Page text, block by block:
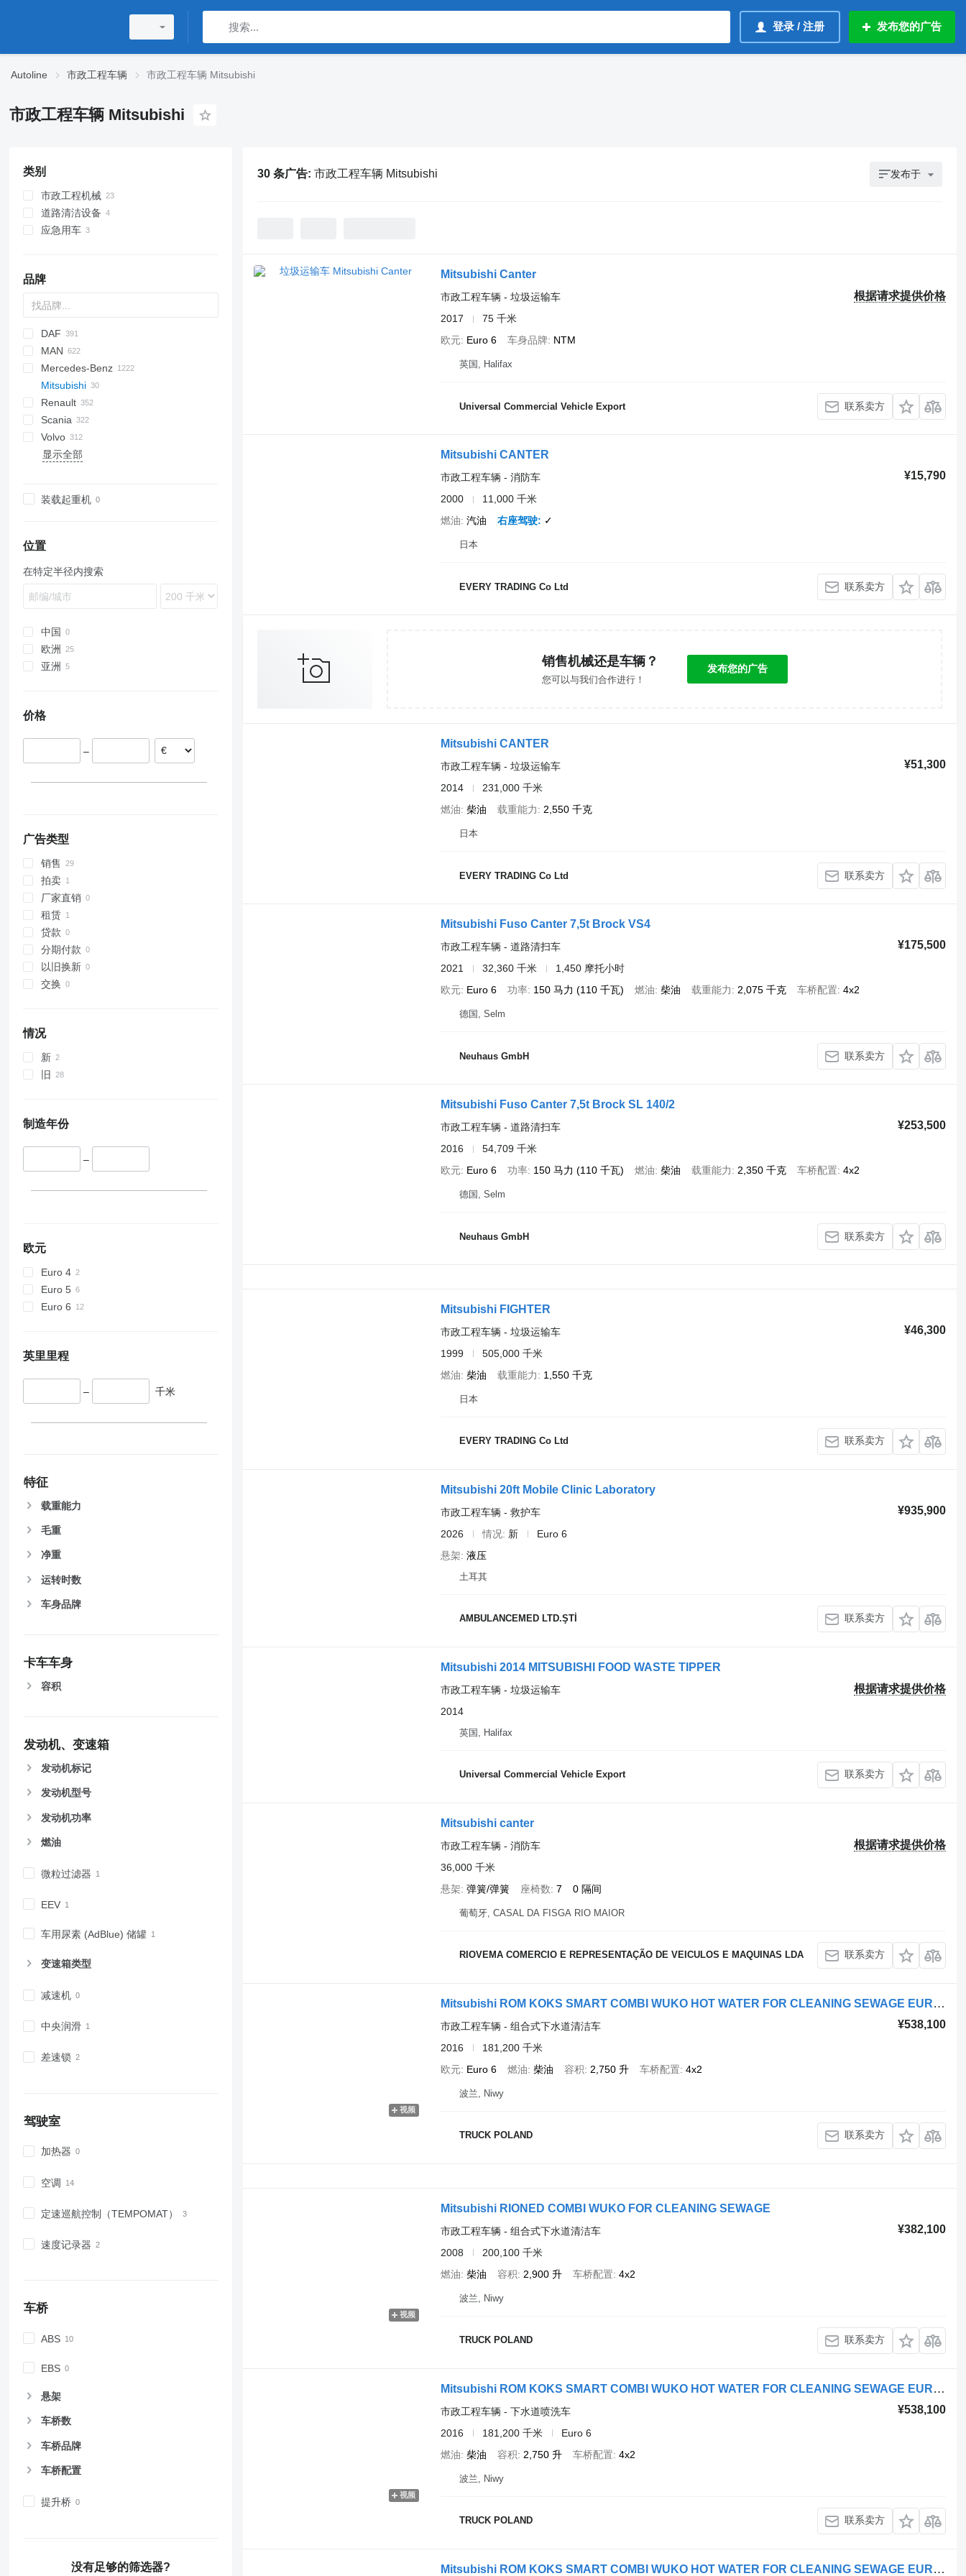
登录 / 注册 发布您的广告
Autoline 市政工程车辆 市政工程车辆 Mitsubishi
市政工程车辆 Mitsubishi
类别
市政工程机械
垃圾运输车
真空吸污车
可翻卸料斗卡车
道路清洁设备
道路清扫车
应急用车
品牌
D-series
M-series
200 - series
A series
2-Series
X-Series
B-series
Nordic
Scandia
BU
CityCat
CityFant
BPO
CK
Express
Tahoe
Berlingo
Jumper
Jumpy
C-series
DAF
AS
CF
LF
XB
XD
XF
YA
Eagle
Elite
DFL
90
120
200
850
1100
1300
5000
TKB
Virtus
Doblo
Ducato
Scudo
Talento
S-series
3542D
Cargo
Explorer
F-series
Ranger
Tourneo
Transit
T series
Auman
BJ
FL
53
C series
X series
C-series
T-series
W-series
G-series
Citymaster
Hamster
Jonas
Scrubmaster
HW
700
Ranger
HMF
C
ZZ
P-series
ST
EX-series
H-series
HD-series
L-series
W-series
Daily
EuroCargo
Eurofire
Eurotech
Magirus
S-Way
Stralis
X-Way
4300
7400
PayStar
WorkStar
ELF
FVR
Forward
M-Series
NPR
NQR
N-Series
M-series
X-series
C
V-series
43118
65053
SDR
A-series
F-series
B-series
ICC
KM
KSM
MIC
PB
Defender
MAN
F8
KAT
L2000
LE
NL series
TGA
TGM
5336
DLK
PN
Mercedes-Benz
Actros
Antos
Arocs
Atego
Axor
LK
Vario
Vito
Canter
Mitsubishi
Canter
Canter 7C
Canter FE
M-series
TREMO
ANCR
Stratos
CR
SR
Atlas
Atleon
Cabstar
Caravan
Patrol
Blitz
Movano
Vivaro
320
Boxer
Expert
Porter
TCI
Husky
Leitwolf
T-series
T130
T131
T132
Axeo
SA
530
540
560
580
Renault
C-series
D-series
D Wide
Kerax
Maxity
Midliner
Midlum
Premium
T-series
Trafic
RB48
Scania
G-series
L-series
R-series
M25H
Minor
Cityjet
Cleango
Swingo
SL
F3000
L3000
371
E-series
244
LT
13S23
17S
815
Phoenix
800
6100
7300
FM
Dyna
Hiace
4320
Amarok
Constellation
Transporter
Volvo
B-series
FH
N-series
S-series
Terberg
XC
131
显示全部
装载起重机
位置
在特定半径内搜索
中国
欧洲
荷兰
亚洲
价格
–
广告类型
销售
拍卖
厂家直销
租赁
贷款
分期付款
以旧换新
交换
情况
新
旧
制造年份
–
欧元
Euro 4
Euro 5
Euro 6
英里里程
– 千米
特征
载重能力
毛重
净重
运转时数
车身品牌
卡车车身
容积
发动机、变速箱
发动机标记
发动机型号
发动机功率
燃油
微粒过滤器
EEV
车用尿素 (AdBlue) 储罐
变速箱类型
减速机
中央润滑
差速锁
驾驶室
加热器
空调
定速巡航控制（TEMPOMAT）
速度记录器
车桥
ABS
EBS
悬架
车桥数
车桥品牌
车桥配置
提升桥
没有足够的筛选器?
30 条广告: 市政工程车辆 Mitsubishi 发布于
Mitsubishi Canter
根据请求提供价格
市政工程车辆 - 垃圾运输车
2017
75 千米
欧元 Euro 6 车身品牌 NTM
英国, Halifax
Universal Commercial Vehicle Export 联系卖方
Mitsubishi CANTER
¥15,790
市政工程车辆 - 消防车
2000
11,000 千米
燃油 汽油 右座驾驶 ✓
日本
EVERY TRADING Co Ltd 联系卖方
销售机械还是车辆？
您可以与我们合作进行！
发布您的广告
Mitsubishi CANTER
¥51,300
市政工程车辆 - 垃圾运输车
2014
231,000 千米
燃油 柴油 载重能力 2,550 千克
日本
EVERY TRADING Co Ltd 联系卖方
Mitsubishi Fuso Canter 7,5t Brock VS4
¥175,500
市政工程车辆 - 道路清扫车
2021
32,360 千米
1,450 摩托小时
欧元 Euro 6 功率 150 马力 (110 千瓦) 燃油 柴油 载重能力 2,075 千克 车桥配置 4x2
德国, Selm
Neuhaus GmbH 联系卖方
Mitsubishi Fuso Canter 7,5t Brock SL 140/2
¥253,500
市政工程车辆 - 道路清扫车
2016
54,709 千米
欧元 Euro 6 功率 150 马力 (110 千瓦) 燃油 柴油 载重能力 2,350 千克 车桥配置 4x2
德国, Selm
Neuhaus GmbH 联系卖方
Mitsubishi FIGHTER
¥46,300
市政工程车辆 - 垃圾运输车
1999
505,000 千米
燃油 柴油 载重能力 1,550 千克
日本
EVERY TRADING Co Ltd 联系卖方
Mitsubishi 20ft Mobile Clinic Laboratory
¥935,900
市政工程车辆 - 救护车
2026
情况 新
Euro 6
悬架 液压
土耳其
AMBULANCEMED LTD.ŞTİ 联系卖方
Mitsubishi 2014 MITSUBISHI FOOD WASTE TIPPER
根据请求提供价格
市政工程车辆 - 垃圾运输车
2014
英国, Halifax
Universal Commercial Vehicle Export 联系卖方
Mitsubishi canter
根据请求提供价格
市政工程车辆 - 消防车
36,000 千米
悬架 弹簧/弹簧 座椅数 7 0 隔间
葡萄牙, CASAL DA FISGA RIO MAIOR
RIOVEMA COMERCIO E REPRESENTAÇÃO DE VEICULOS E MAQUINAS LDA 联系卖方
视频
Mitsubishi ROM KOKS SMART COMBI WUKO HOT WATER FOR CLEANING SEWAGE EURO 6
¥538,100
市政工程车辆 - 组合式下水道清洁车
2016
181,200 千米
欧元 Euro 6 燃油 柴油 容积 2,750 升 车桥配置 4x2
波兰, Niwy
TRUCK POLAND 联系卖方
视频
Mitsubishi RIONED COMBI WUKO FOR CLEANING SEWAGE
¥382,100
市政工程车辆 - 组合式下水道清洁车
2008
200,100 千米
燃油 柴油 容积 2,900 升 车桥配置 4x2
波兰, Niwy
TRUCK POLAND 联系卖方
视频
Mitsubishi ROM KOKS SMART COMBI WUKO HOT WATER FOR CLEANING SEWAGE EURO 6
¥538,100
市政工程车辆 - 下水道喷洗车
2016
181,200 千米
Euro 6
燃油 柴油 容积 2,750 升 车桥配置 4x2
波兰, Niwy
TRUCK POLAND 联系卖方
Mitsubishi ROM KOKS SMART COMBI WUKO HOT WATER FOR CLEANING SEWAGE EURO 6